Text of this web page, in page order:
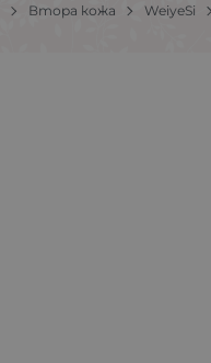
Втора кожа WeiyeSi